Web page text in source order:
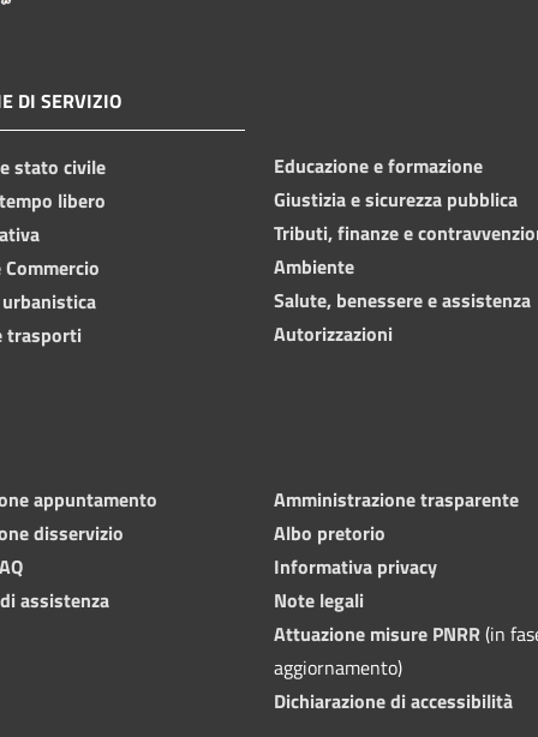
DI SERVIZIO
stato civile
libero
trasporti
Educazione e formazione
Giustizia e sicurezza pubblica
Tributi, finanze e
Ambiente
Salute, benessere e assistenza
Autorizzazioni
appuntamento
disservizio
assistenza
Amministrazione trasparente
Albo pretorio
Informativa privacy
Note legali
Attuazione misure PNRR(in
aggiornamento)
Dichiarazione di accessibilità